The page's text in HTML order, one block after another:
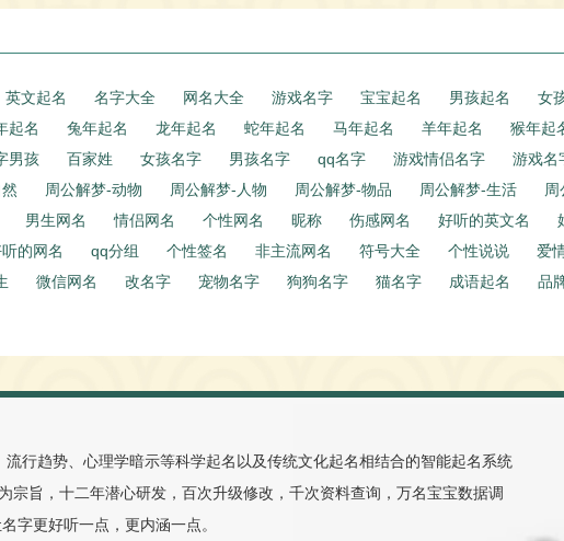
英文起名 名字大全 网名大全 游戏名字 宝宝起名 男孩起名 女
起名 兔年起名 龙年起名 蛇年起名 马年起名 羊年起名 猴年起
男孩 百家姓 女孩名字 男孩名字 qq名字 游戏情侣名字 游戏名
周公解梦-动物 周公解梦-人物 周公解梦-物品 周公解梦-生活
男生网名 情侣网名 个性网名 昵称 伤感网名 好听的英文名
的网名 qq分组 个性签名 非主流网名 符号大全 个性说说 爱
微信网名 改名字 宠物名字 狗狗名字 猫名字 成语起名 品
行趋势、心理学暗示等科学起名以及传统文化起名相结合的智能起名系统
宗旨，十二年潜心研发，百次升级修改，千次资料查询，万名宝宝数据调
字更好听一点，更内涵一点。